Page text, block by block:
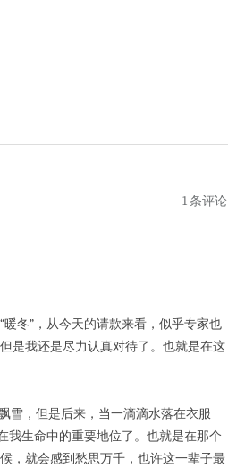
1 条评论
冬”，从今天的请款来看，似乎专家也
是我还是尽力认真对待了。也就是在这
雪，但是后来，当一滴滴水落在衣服
我生命中的重要地位了。也就是在那个
，就会感到愁思万千，也许这一辈子最